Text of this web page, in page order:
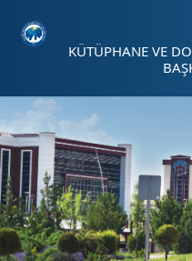
KÜTÜPHANE VE